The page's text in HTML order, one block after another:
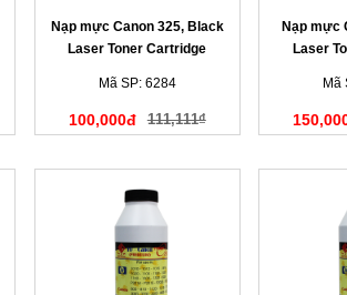
Nạp mực Canon 325, Black
Laser Toner Cartridge
Mã SP: 6284
100,000đ 111,111₫
Nạp mực
Laser
Mã